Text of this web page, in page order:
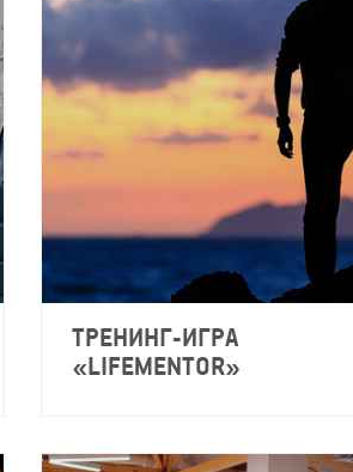
ТРЕНИНГ-ИГРА
«LIFEMENTOR»